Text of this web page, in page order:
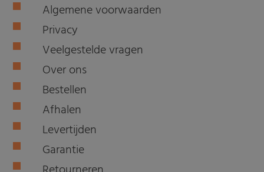
Algemene voorwaarden
Privacy
Veelgestelde vragen
Over ons
Bestellen
Afhalen
Levertijden
Garantie